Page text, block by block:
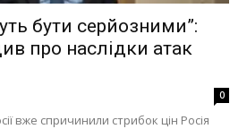
бути серйозними”:
про наслідки атак
0
вже спричинили стрибок цін Росія